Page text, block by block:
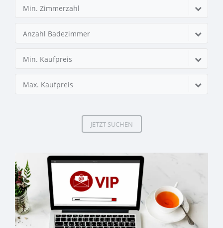
Min. Zimmerzahl
Anzahl Badezimmer
Min. Kaufpreis
Max. Kaufpreis
JETZT SUCHEN